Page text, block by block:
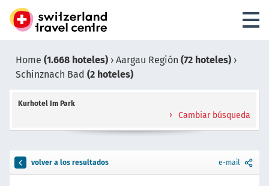
Home (1.668 hoteles) › Aargau Región (72 hoteles) ›
Schinznach Bad (2 hoteles)
Kurhotel Im Park
Cambiar búsqueda
volver a los resultados e-mail